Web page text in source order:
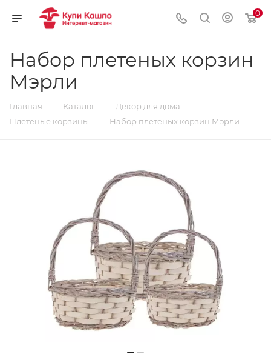
0
Набор плетеных корзин
Мэрли
Главная — Каталог — Декор для дома —
Плетеные корзины — Набор плетеных корзин Мэрли